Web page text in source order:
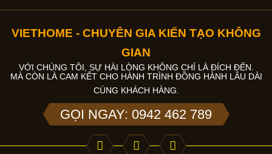
VIETHOME - CHUYÊN GIA KIẾN TẠO KHÔNG
GIAN
VỚI CHÚNG TÔI, SỰ HÀI LÒNG KHÔNG CHỈ LÀ ĐÍCH ĐẾN.
MÀ CÒN LÀ CAM KẾT CHO HÀNH TRÌNH ĐỒNG HÀNH LÂU DÀI
CÙNG KHÁCH HÀNG.
GỌI NGAY: 0942 462 789